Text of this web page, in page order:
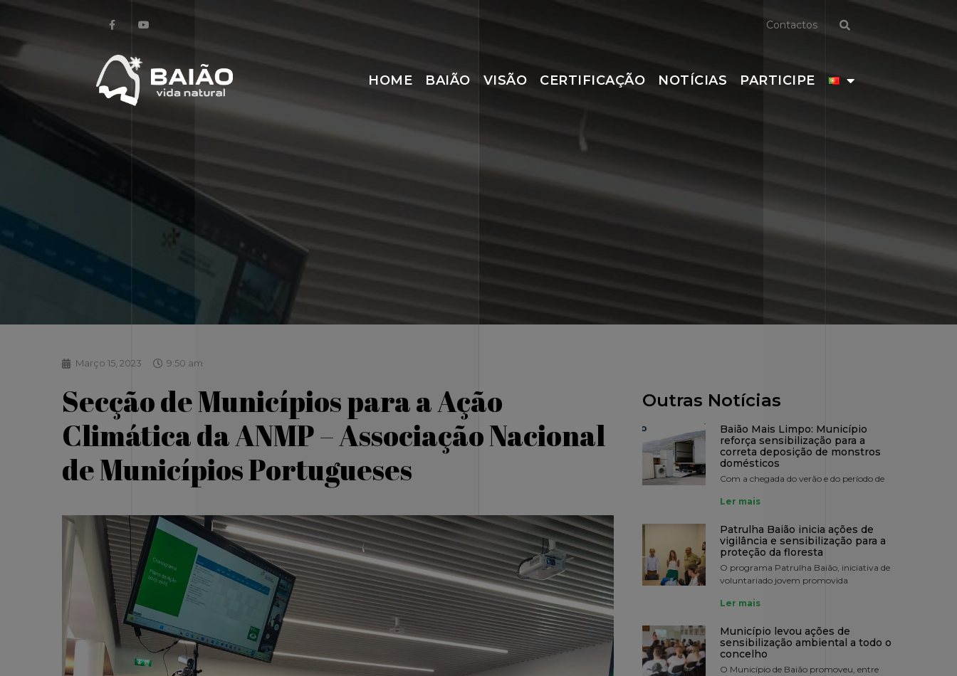
Contactos
HOME BAIÃO VISÃO CERTIFICAÇÃO NOTÍCIAS PARTICIPE
Março 15, 2023 9:50 am
Secção de Municípios para a Ação
Climática da ANMP – Associação Nacional
de Municípios Portugueses
Outras Notícias
Baião Mais Limpo: Município
reforça sensibilização para a
correta deposição de monstros
domésticos
Com a chegada do verão e do período de
Ler mais
Patrulha Baião inicia ações de
vigilância e sensibilização para a
proteção da floresta
O programa Patrulha Baião, iniciativa de
voluntariado jovem promovida
Ler mais
Município levou ações de
sensibilização ambiental a todo o
concelho
O Município de Baião promoveu, entre